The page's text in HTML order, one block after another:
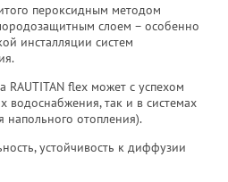
пероксидным методом
слоем – особенно
инсталляции систем
RAUTITAN flex может с успехом
водоснабжения, так и в системах
напольного отопления).
устойчивость к диффузии